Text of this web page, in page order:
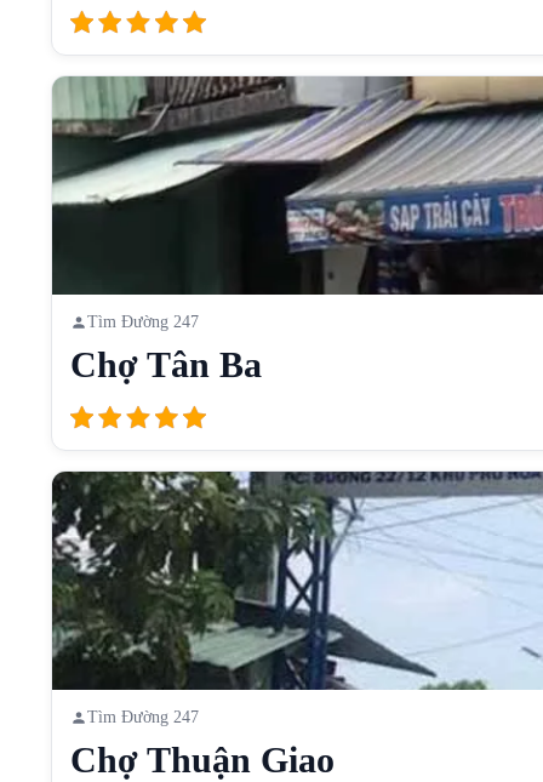
Tìm Đường 247
Chợ Tân Ba
Tìm Đường 247
Chợ Thuận Giao